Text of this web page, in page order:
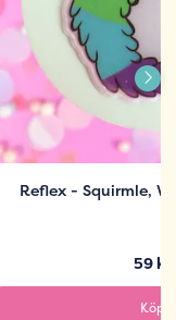
Reflex - Squirmle,
59 kr
Köp